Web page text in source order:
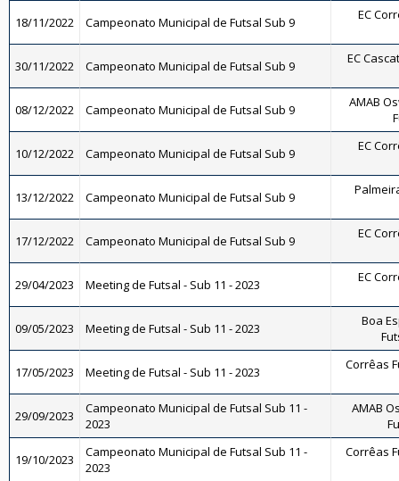
18/11/2022 Campeonato Municipal de Futsal Sub 9 EC
30/11/2022 Campeonato Municipal de Futsal Sub 9 EC
08/12/2022 Campeonato Municipal de Futsal Sub 9
AMAB
10/12/2022 Campeonato Municipal de Futsal Sub 9 EC
13/12/2022 Campeonato Municipal de Futsal Sub 9
17/12/2022 Campeonato Municipal de Futsal Sub 9 EC
29/04/2023 Meeting de Futsal - Sub 11 - 2023 EC
09/05/2023 Meeting de Futsal - Sub 11 - 2023
Boa
17/05/2023 Meeting de Futsal - Sub 11 - 2023 Corrêas
29/09/2023
Campeonato Municipal de Futsal Sub 11 -
2023
AMAB
19/10/2023
Campeonato Municipal de Futsal Sub 11 -
2023
Corrêas